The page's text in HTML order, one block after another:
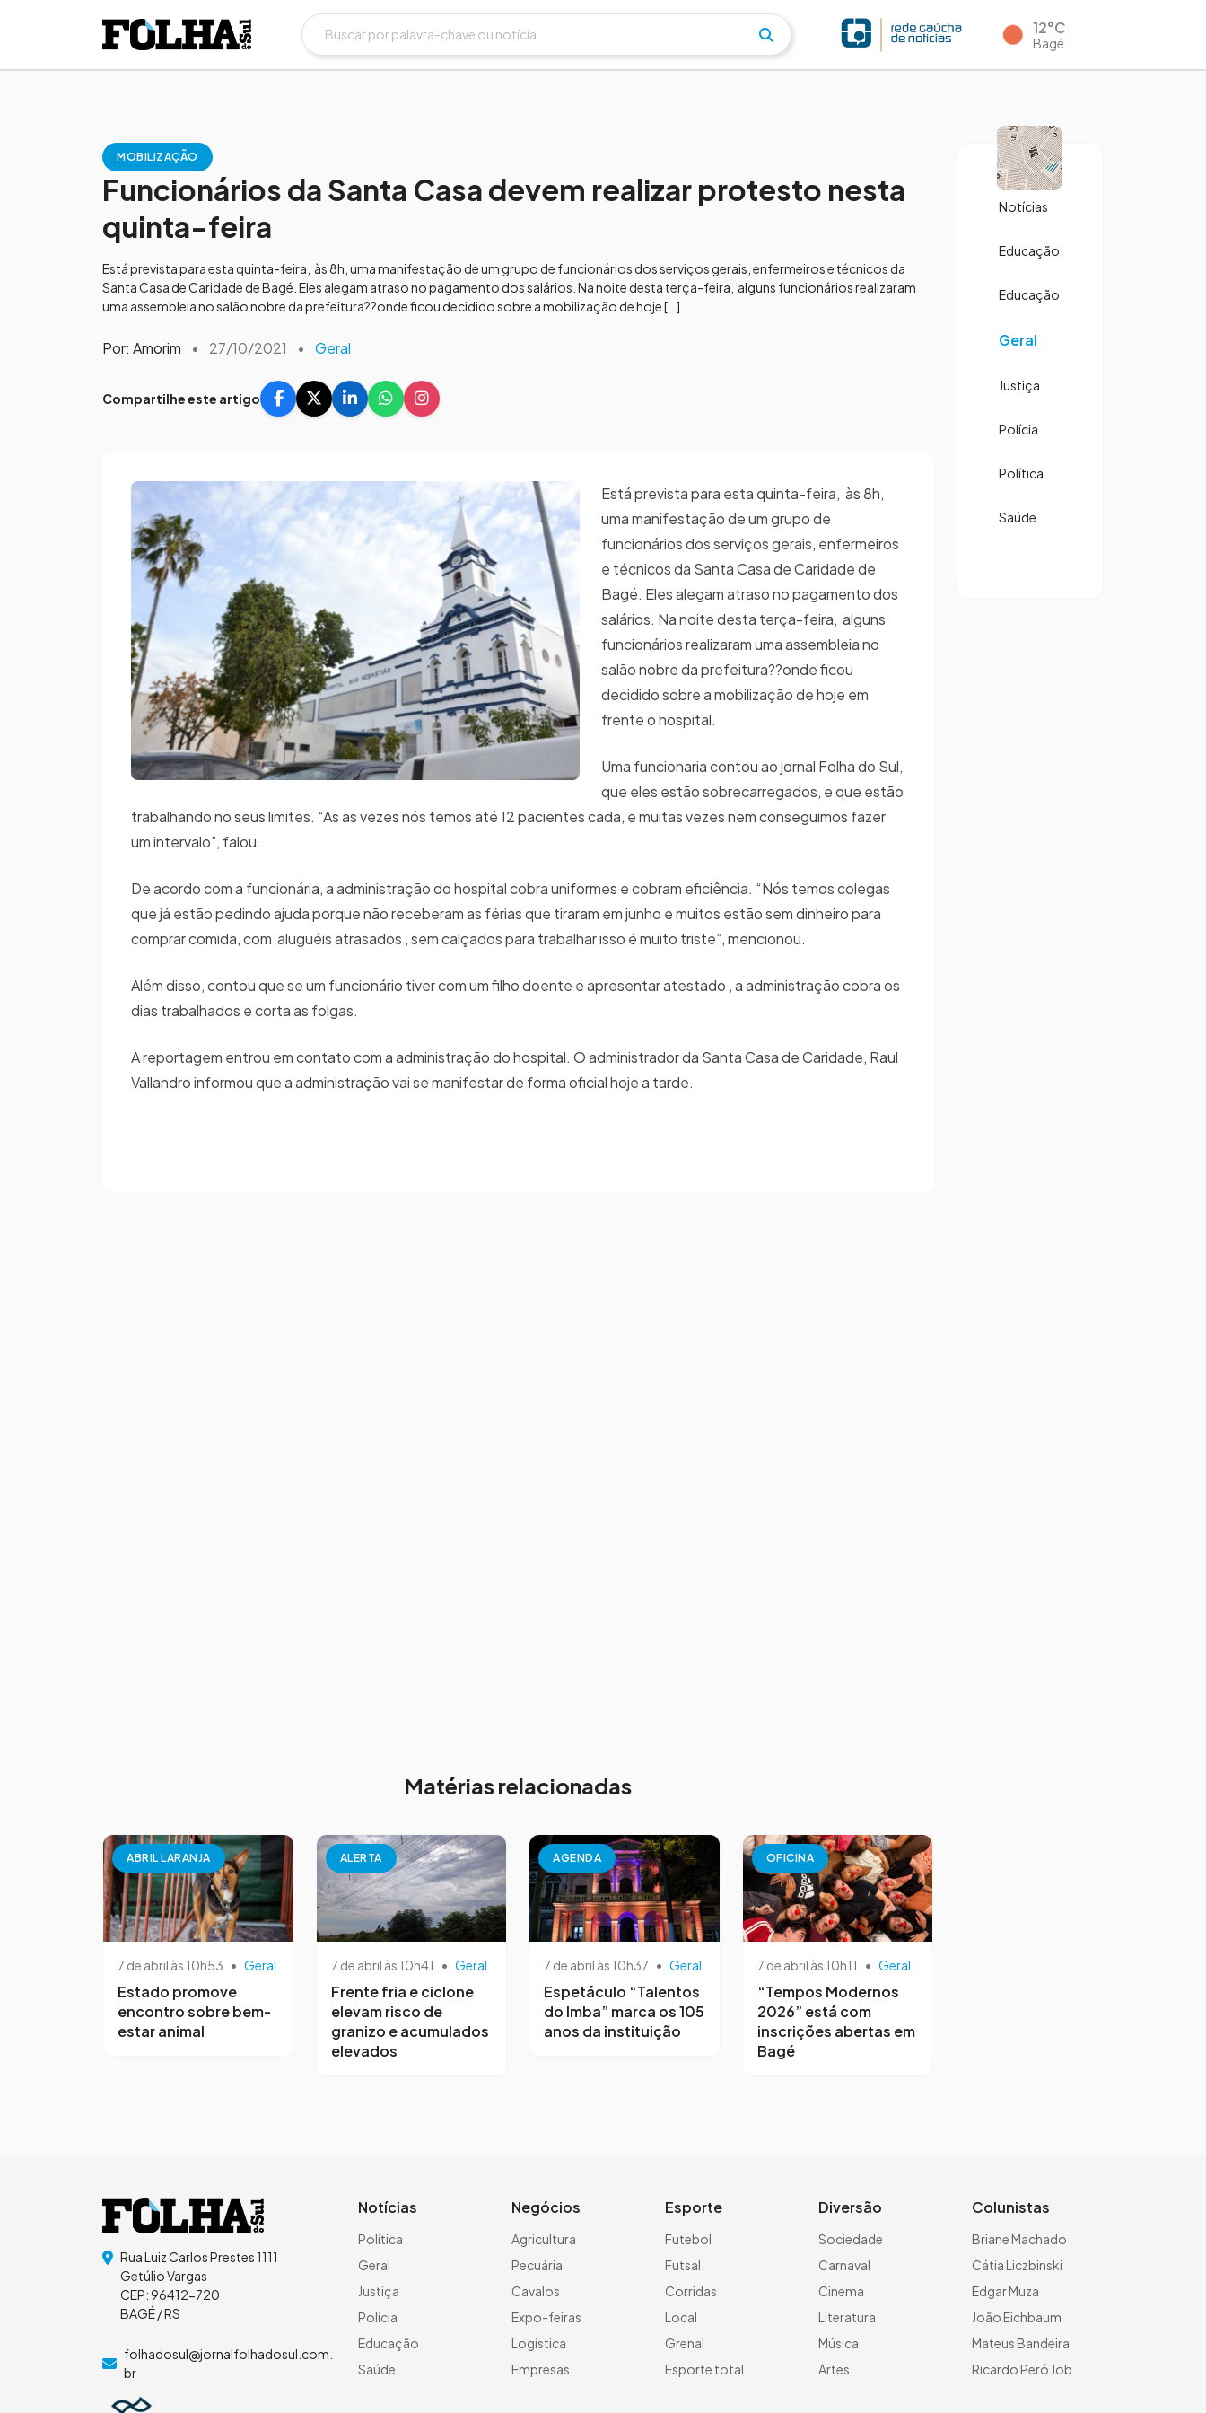
12°C
Bagé
MOBILIZAÇÃO
Funcionários da Santa Casa devem realizar protesto nesta
quinta-feira
Está prevista para esta quinta-feira, às 8h, uma manifestação de um grupo de funcionários dos serviços gerais, enfermeiros e técnicos da
Santa Casa de Caridade de Bagé. Eles alegam atraso no pagamento dos salários. Na noite desta terça-feira, alguns funcionários realizaram
uma assembleia no salão nobre da prefeitura??onde ficou decidido sobre a mobilização de hoje […]
Por: Amorim • 27/10/2021 • Geral
Compartilhe este artigo
Está prevista para esta quinta-feira, às 8h,
uma manifestação de um grupo de
funcionários dos serviços gerais, enfermeiros
e técnicos da Santa Casa de Caridade de
Bagé. Eles alegam atraso no pagamento dos
salários. Na noite desta terça-feira, alguns
funcionários realizaram uma assembleia no
salão nobre da prefeitura??onde ficou
decidido sobre a mobilização de hoje em
frente o hospital.
Uma funcionaria contou ao jornal Folha do Sul,
que eles estão sobrecarregados, e que estão
trabalhando no seus limites. “As as vezes nós temos até 12 pacientes cada, e muitas vezes nem conseguimos fazer
um intervalo”, falou.
De acordo com a funcionária, a administração do hospital cobra uniformes e cobram eficiência. “Nós temos colegas
que já estão pedindo ajuda porque não receberam as férias que tiraram em junho e muitos estão sem dinheiro para
comprar comida, com aluguéis atrasados , sem calçados para trabalhar isso é muito triste”, mencionou.
Além disso, contou que se um funcionário tiver com um filho doente e apresentar atestado , a administração cobra os
dias trabalhados e corta as folgas.
A reportagem entrou em contato com a administração do hospital. O administrador da Santa Casa de Caridade, Raul
Vallandro informou que a administração vai se manifestar de forma oficial hoje a tarde.
Matérias relacionadas
ABRIL LARANJA
7 de abril às 10h53 • Geral
Estado promove
encontro sobre bem-
estar animal
ALERTA
7 de abril às 10h41 • Geral
Frente fria e ciclone
elevam risco de
granizo e acumulados
elevados
AGENDA
7 de abril às 10h37 • Geral
Espetáculo “Talentos
do Imba” marca os 105
anos da instituição
OFICINA
7 de abril às 10h11 • Geral
“Tempos Modernos
2026” está com
inscrições abertas em
Bagé
Notícias
Educação
Educação
Geral
Justiça
Polícia
Política
Saúde
Rua Luiz Carlos Prestes 1111
Getúlio Vargas
CEP: 96412-720
BAGÉ / RS
folhadosul@jornalfolhadosul.com.
br
Notícias
Política
Geral
Justiça
Polícia
Educação
Saúde
Negócios
Agricultura
Pecuária
Cavalos
Expo-feiras
Logística
Empresas
Esporte
Futebol
Futsal
Corridas
Local
Grenal
Esporte total
Diversão
Sociedade
Carnaval
Cinema
Literatura
Música
Artes
Colunistas
Briane Machado
Cátia Liczbinski
Edgar Muza
João Eichbaum
Mateus Bandeira
Ricardo Peró Job